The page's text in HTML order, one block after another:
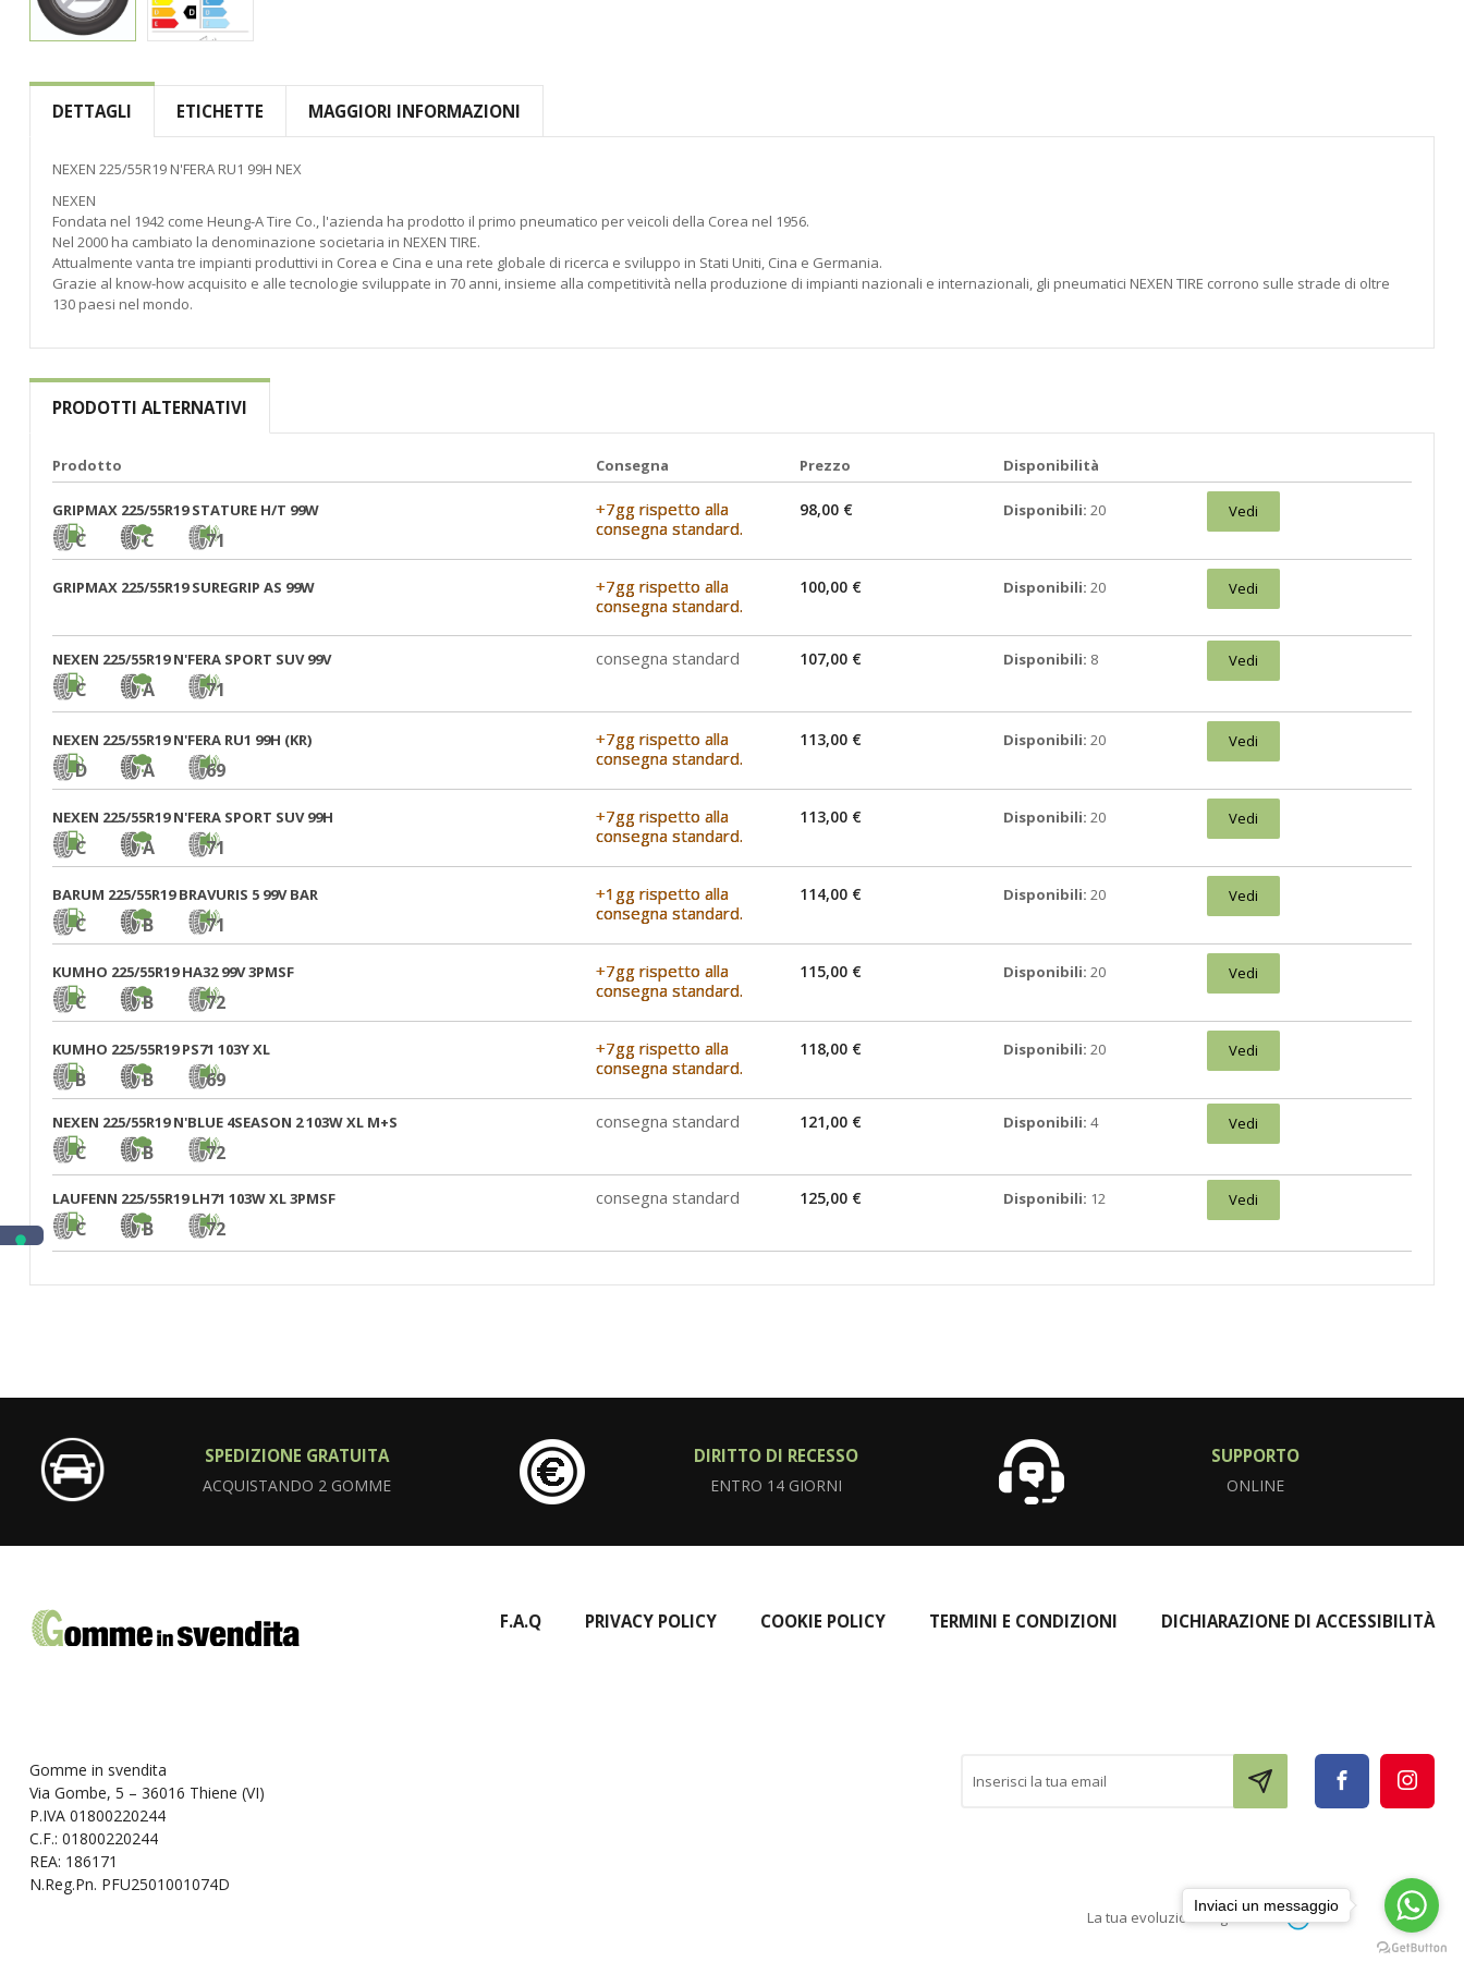
Inviaci un messaggio
all'inizio
della
galleria
immagini
DETTAGLI ETICHETTE MAGGIORI INFORMAZIONI
NEXEN 225/55R19 N'FERA RU1 99H NEX
NEXEN
Fondata nel 1942 come Heung-A Tire Co., l'azienda ha prodotto il primo pneumatico per veicoli della Corea nel 1956.
Nel 2000 ha cambiato la denominazione societaria in NEXEN TIRE.
Attualmente vanta tre impianti produttivi in Corea e Cina e una rete globale di ricerca e sviluppo in Stati Uniti, Cina e Germania.
Grazie al know-how acquisito e alle tecnologie sviluppate in 70 anni, insieme alla competitività nella produzione di impianti nazionali e internazionali, gli pneumatici NEXEN TIRE corrono sulle strade di oltre
130 paesi nel mondo.
PRODOTTI ALTERNATIVI
Prodotto Consegna Prezzo Disponibilità
GRIPMAX 225/55R19 STATURE H/T 99W
C C 71
+7gg rispetto alla
consegna standard.
98,00 € Disponibili: 20 Vedi
GRIPMAX 225/55R19 SUREGRIP AS 99W
+7gg rispetto alla
consegna standard.
100,00 € Disponibili: 20 Vedi
NEXEN 225/55R19 N'FERA SPORT SUV 99V
C A 71
consegna standard 107,00 € Disponibili: 8 Vedi
NEXEN 225/55R19 N'FERA RU1 99H (KR)
D A 69
+7gg rispetto alla
consegna standard.
113,00 € Disponibili: 20 Vedi
NEXEN 225/55R19 N'FERA SPORT SUV 99H
C A 71
+7gg rispetto alla
consegna standard.
113,00 € Disponibili: 20 Vedi
BARUM 225/55R19 BRAVURIS 5 99V BAR
C B 71
+1gg rispetto alla
consegna standard.
114,00 € Disponibili: 20 Vedi
KUMHO 225/55R19 HA32 99V 3PMSF
C B 72
+7gg rispetto alla
consegna standard.
115,00 € Disponibili: 20 Vedi
KUMHO 225/55R19 PS71 103Y XL
B B 69
+7gg rispetto alla
consegna standard.
118,00 € Disponibili: 20 Vedi
NEXEN 225/55R19 N'BLUE 4SEASON 2 103W XL M+S
C B 72
consegna standard 121,00 € Disponibili: 4 Vedi
LAUFENN 225/55R19 LH71 103W XL 3PMSF
C B 72
consegna standard 125,00 € Disponibili: 12 Vedi
SPEDIZIONE GRATUITA
ACQUISTANDO 2 GOMME
DIRITTO DI RECESSO
ENTRO 14 GIORNI
SUPPORTO
ONLINE
F.A.Q PRIVACY POLICY COOKIE POLICY TERMINI E CONDIZIONI DICHIARAZIONE DI ACCESSIBILITÀ
Gomme in svendita
Via Gombe, 5 – 36016 Thiene (VI)
P.IVA 01800220244
C.F.: 01800220244
REA: 186171
N.Reg.Pn. PFU2501001074D
La tua evoluzione digitale con